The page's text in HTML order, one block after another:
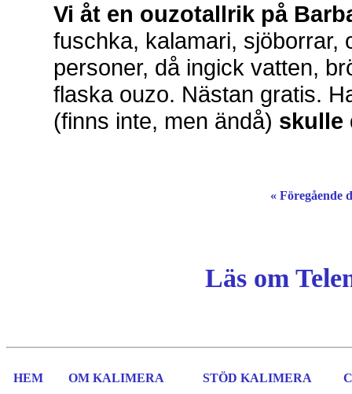
Vi åt en ouzotallrik på
fuschka, kalamari, sjöborrar,
personer, då ingick vatten,
flaska ouzo. Nästan gratis.
(finns inte, men ändå) skulle
« Föregående
Läs om
HEM OM KALIMERA STÖD KALIMERA